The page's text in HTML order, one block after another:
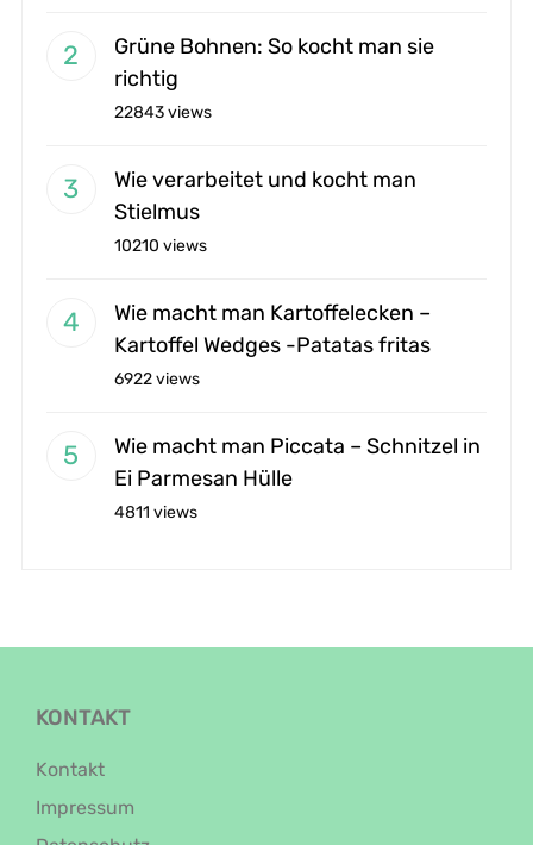
Grüne Bohnen: So kocht man sie
richtig
22843 views
Wie verarbeitet und kocht man
Stielmus
10210 views
Wie macht man Kartoffelecken –
Kartoffel Wedges -Patatas fritas
6922 views
Wie macht man Piccata – Schnitzel in
Ei Parmesan Hülle
4811 views
KONTAKT
Kontakt
Impressum